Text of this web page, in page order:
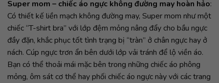
Super mom – chiếc áo ngực không đường may hoàn hảo:
Có thiết kế liền mạch không đường may, Super mom như một
chiếc “T-shirt bra” với lớp đệm mỏng nâng đẩy cho bầu ngực
đầy đặn, khắc phục tốt tình trạng bị “tràn” ở chân ngực hay ở
nách. Cúp ngực trơn ẩn bên dưới lớp vải tránh để lộ viền áo.
Bạn có thể thoải mái mặc bên trong những chiếc áo phông
mỏng, ôm sát cơ thể hay phối chiếc áo ngực này với các trang